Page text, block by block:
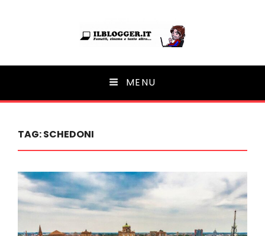
Ilblogger.it
Il portalino di blog | MENU
TAG:SCHEDONI